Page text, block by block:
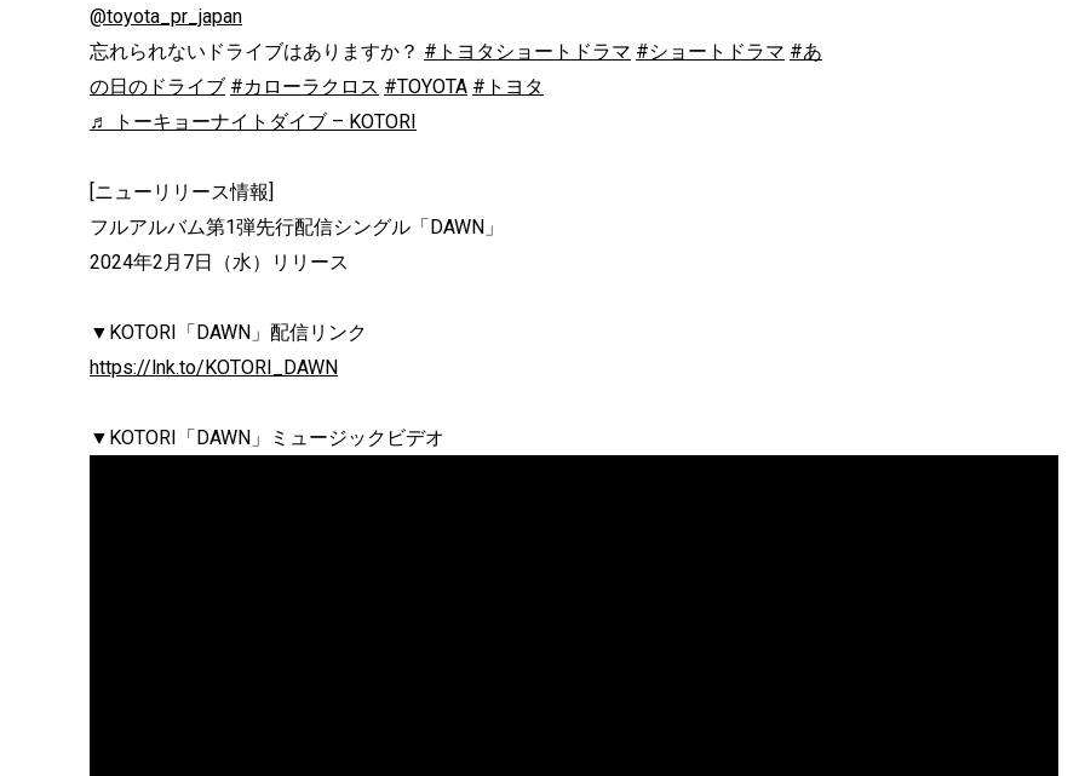
@toyota_pr_japan
忘れられないドライブはありますか？ #トヨタショートドラマ #ショートドラマ #あ
の日のドライブ #カローラクロス #TOYOTA #トヨタ
♬ トーキョーナイトダイブ – KOTORI
[ニューリリース情報]
フルアルバム第1弾先行配信シングル「DAWN」
2024年2月7日（水）リリース
▼KOTORI「DAWN」配信リンク
https://lnk.to/KOTORI_DAWN
▼KOTORI「DAWN」ミュージックビデオ